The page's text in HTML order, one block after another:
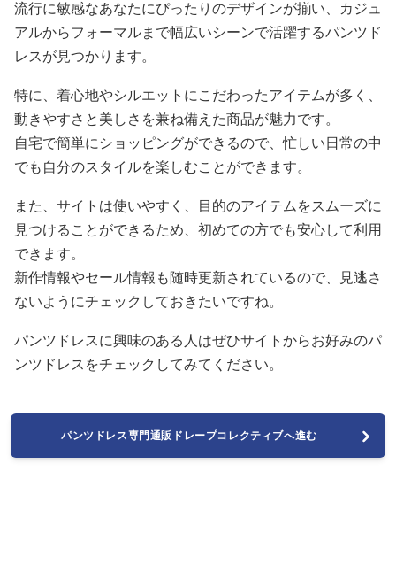
流行に敏感なあなたにぴったりのデザインが揃い、カジュ
アルからフォーマルまで幅広いシーンで活躍するパンツド
レスが見つかります。
特に、着心地やシルエットにこだわったアイテムが多く、
動きやすさと美しさを兼ね備えた商品が魅力です。
自宅で簡単にショッピングができるので、忙しい日常の中
でも自分のスタイルを楽しむことができます。
また、サイトは使いやすく、目的のアイテムをスムーズに
見つけることができるため、初めての方でも安心して利用
できます。
新作情報やセール情報も随時更新されているので、見逃さ
ないようにチェックしておきたいですね。
パンツドレスに興味のある人はぜひサイトからお好みのパ
ンツドレスをチェックしてみてください。
パンツドレス専門通販ドレープコレクティブへ進む